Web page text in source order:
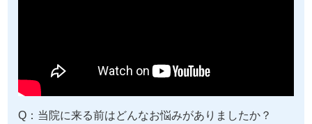
Q：当院に来る前はどんなお悩みがありましたか？